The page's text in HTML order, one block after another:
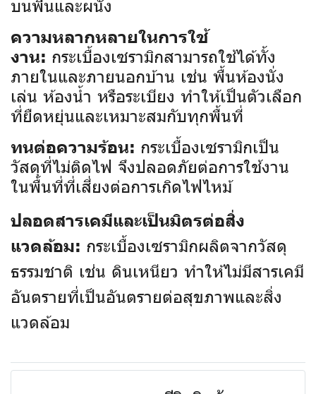
บนพื้นและผนัง
ความหลากหลายในการใช้
งาน: กระเบื้องเซรามิกสามารถใช้ได้ทั้ง
ภายในและภายนอกบ้าน เช่น พื้นห้องนั่ง
เล่น ห้องน้ำ หรือระเบียง ทำให้เป็นตัวเลือก
ที่ยืดหยุ่นและเหมาะสมกับทุกพื้นที่
ทนต่อความร้อน: กระเบื้องเซรามิกเป็น
วัสดุที่ไม่ติดไฟ จึงปลอดภัยต่อการใช้งาน
ในพื้นที่ที่เสี่ยงต่อการเกิดไฟไหม้
ปลอดสารเคมีและเป็นมิตรต่อสิ่ง
แวดล้อม: กระเบื้องเซรามิกผลิตจากวัสดุ
ธรรมชาติ เช่น ดินเหนียว ทำให้ไม่มีสารเคมี
อันตรายที่เป็นอันตรายต่อสุขภาพและสิ่ง
แวดล้อม